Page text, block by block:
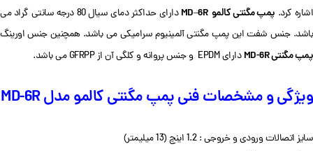
اشاره کرد. پمپ مگنتی کالمو MD –6R
دارای حداکثر دمای سیال 80 درجه سانتی گراد می
باشد. جنس شفت این پمپ مگنتی آلمینیوم سرامیکی می باشد. همچنین جنس اورینگ
پمپ مگنتی MD-6R دارای EPDM و جنس پروانه و کلگی آن از GFRPP می باشد.
ویژگی و مشخصات فنی پمپ مگنتی کالمو مدل MD-6R
سایز اتصالات ورودی و خروجی : 1.2 اینچ (13 میلیمتر)